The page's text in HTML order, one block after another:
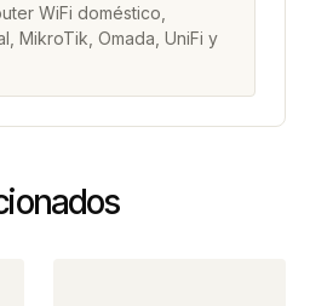
WiFi doméstico,
MikroTik, Omada, UniFi y